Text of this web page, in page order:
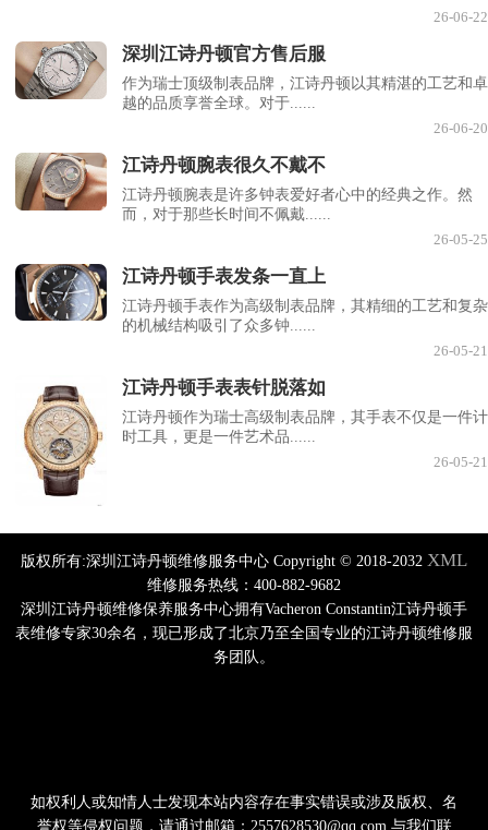
26-06-22
深圳江诗丹顿官方售后服
作为瑞士顶级制表品牌，江诗丹顿以其精湛的工艺和卓
越的品质享誉全球。对于......
26-06-20
江诗丹顿腕表很久不戴不
江诗丹顿腕表是许多钟表爱好者心中的经典之作。然
而，对于那些长时间不佩戴......
26-05-25
江诗丹顿手表发条一直上
江诗丹顿手表作为高级制表品牌，其精细的工艺和复杂
的机械结构吸引了众多钟......
26-05-21
江诗丹顿手表表针脱落如
江诗丹顿作为瑞士高级制表品牌，其手表不仅是一件计
时工具，更是一件艺术品......
26-05-21
版权所有:深圳江诗丹顿维修服务中心 Copyright © 2018-2032 XML
维修服务热线：400-882-9682
深圳江诗丹顿维修保养服务中心拥有Vacheron Constantin江诗丹顿手
表维修专家30余名，现已形成了北京乃至全国专业的江诗丹顿维修服
务团队。
如权利人或知情人士发现本站内容存在事实错误或涉及版权、名
誉权等侵权问题，请通过邮箱：2557628530@qq.com 与我们联